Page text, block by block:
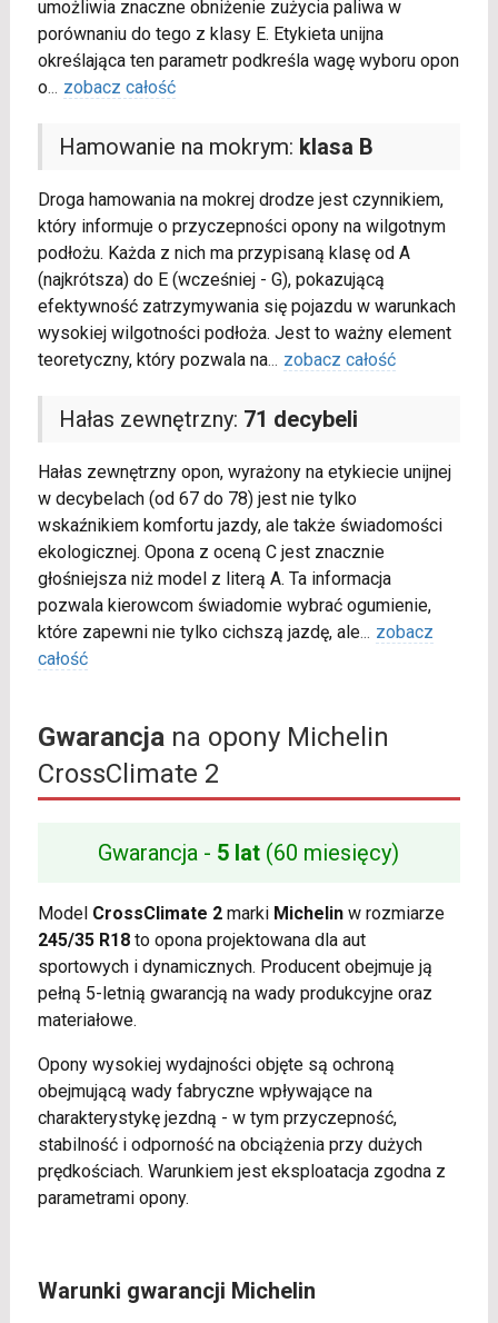
umożliwia znaczne obniżenie zużycia paliwa w
porównaniu do tego z klasy E. Etykieta unijna
określająca ten parametr podkreśla wagę wyboru opon
o... zobacz całość
Hamowanie na mokrym: klasa B
Droga hamowania na mokrej drodze jest czynnikiem,
który informuje o przyczepności opony na wilgotnym
podłożu. Każda z nich ma przypisaną klasę od A
(najkrótsza) do E (wcześniej - G), pokazującą
efektywność zatrzymywania się pojazdu w warunkach
wysokiej wilgotności podłoża. Jest to ważny element
teoretyczny, który pozwala na... zobacz całość
Hałas zewnętrzny: 71 decybeli
Hałas zewnętrzny opon, wyrażony na etykiecie unijnej
w decybelach (od 67 do 78) jest nie tylko
wskaźnikiem komfortu jazdy, ale także świadomości
ekologicznej. Opona z oceną C jest znacznie
głośniejsza niż model z literą A. Ta informacja
pozwala kierowcom świadomie wybrać ogumienie,
które zapewni nie tylko cichszą jazdę, ale... zobacz
całość
Gwarancjana opony Michelin
CrossClimate 2
Gwarancja - 5 lat (60 miesięcy)
Model CrossClimate 2marki Michelinw rozmiarze
245/35 R18to opona projektowana dla aut
sportowych i dynamicznych. Producent obejmuje ją
pełną 5-letnią gwarancją na wady produkcyjne oraz
materiałowe.
Opony wysokiej wydajności objęte są ochroną
obejmującą wady fabryczne wpływające na
charakterystykę jezdną - w tym przyczepność,
stabilność i odporność na obciążenia przy dużych
prędkościach. Warunkiem jest eksploatacja zgodna z
parametrami opony.
Warunki gwarancji Michelin